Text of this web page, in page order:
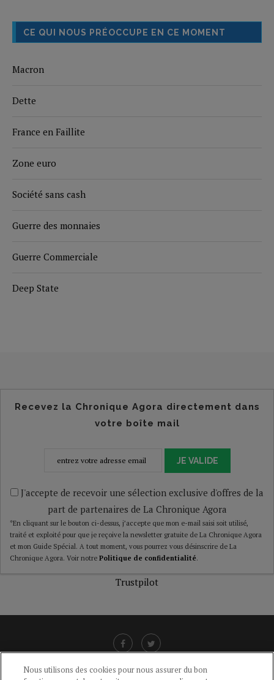
CE QUI NOUS PRÉOCCUPE EN CE MOMENT
Macron
Dette
France en Faillite
Zone euro
Société sans cash
Guerre des monnaies
Guerre Commerciale
Deep State
Recevez la Chronique Agora directement dans
votre boîte mail
JE VALIDE
J'accepte de recevoir une sélection exclusive d'offres de la
part de partenaires de La Chronique Agora
*En cliquant sur le bouton ci-dessus, j’accepte que mon e-mail saisi soit utilisé,
traité et exploité pour que je reçoive la newsletter gratuite de La Chronique Agora
et mon Guide Spécial. A tout moment, vous pourrez vous désinscrire de La
Chronique Agora. Voir notre Politique de confidentialité.
Trustpilot
Nous utilisons des cookies pour nous assurer du bon